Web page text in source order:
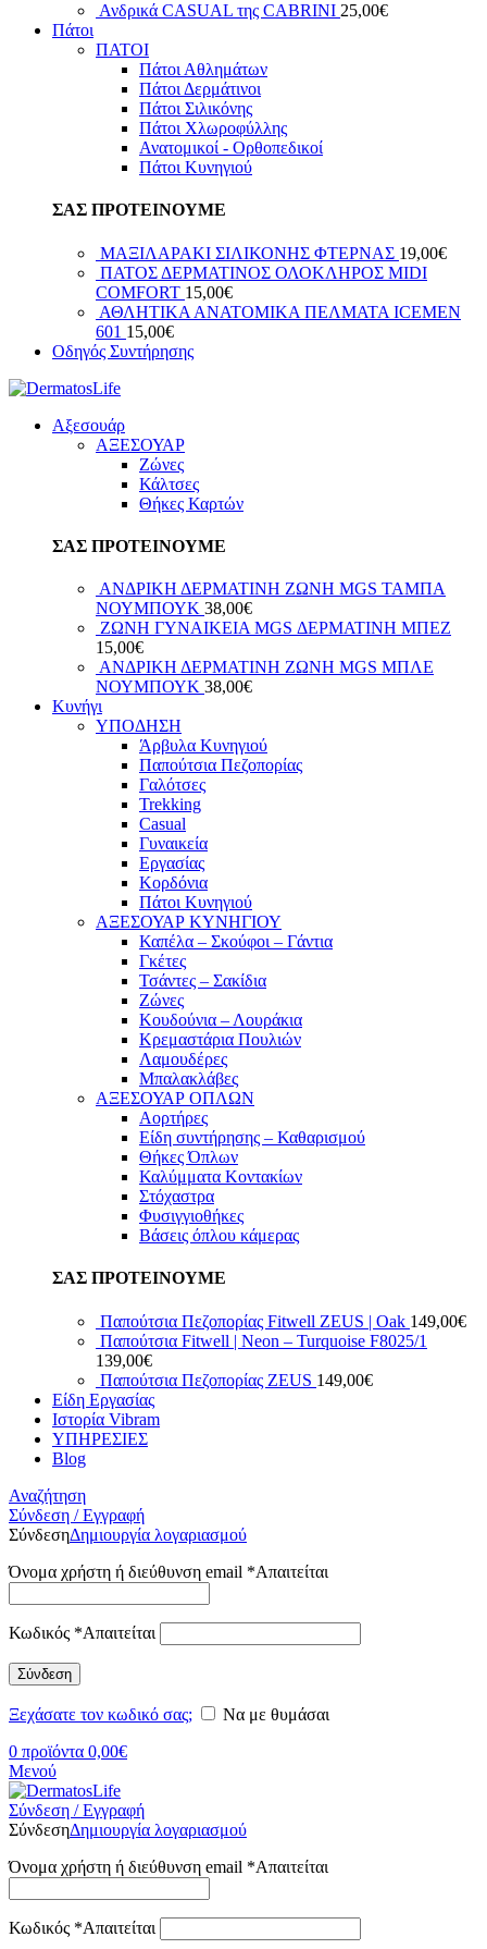
Ανδρικά CASUAL της CABRINI 25,00€
Πάτοι
ΠΑΤΟΙ
Πάτοι Αθλημάτων
Πάτοι Δερμάτινοι
Πάτοι Σιλικόνης
Πάτοι Χλωροφύλλης
Ανατομικοί - Ορθοπεδικοί
Πάτοι Κυνηγιού
ΣΑΣ ΠΡΟΤΕΙΝΟΥΜΕ
ΜΑΞΙΛΑΡΑΚΙ ΣΙΛΙΚΟΝΗΣ ΦΤEΡΝΑΣ 19,00€
ΠΑΤΟΣ ΔΕΡΜΑΤΙΝΟΣ ΟΛΟΚΛΗΡΟΣ ΜIDI
COMFORT 15,00€
ΑΘΛΗΤΙΚΑ ΑΝΑΤΟΜΙΚΑ ΠΕΛΜΑΤΑ ICEMEN
601 15,00€
Οδηγός Συντήρησης
Αξεσουάρ
ΑΞΕΣΟΥΑΡ
Ζώνες
Κάλτσες
Θήκες Καρτών
ΣΑΣ ΠΡΟΤΕΙΝΟΥΜΕ
ΑΝΔΡΙΚΗ ΔΕΡΜΑΤΙΝΗ ΖΩΝΗ MGS ΤΑΜΠΑ
ΝΟΥΜΠΟΥΚ 38,00€
ΖΩΝΗ ΓΥΝΑΙΚΕΙΑ MGS ΔΕΡΜΑΤΙΝΗ ΜΠΕΖ
15,00€
ΑΝΔΡΙΚΗ ΔΕΡΜΑΤΙΝΗ ΖΩΝΗ MGS ΜΠΛΕ
ΝΟΥΜΠΟΥΚ 38,00€
Κυνήγι
ΥΠΟΔΗΣΗ
Άρβυλα Κυνηγιού
Παπούτσια Πεζοπορίας
Γαλότσες
Trekking
Casual
Γυναικεία
Εργασίας
Κορδόνια
Πάτοι Κυνηγιού
ΑΞΕΣΟΥΑΡ ΚΥΝΗΓΙΟΥ
Καπέλα – Σκούφοι – Γάντια
Γκέτες
Τσάντες – Σακίδια
Ζώνες
Κουδούνια – Λουράκια
Κρεμαστάρια Πουλιών
Λαμουδέρες
Μπαλακλάβες
ΑΞΕΣΟΥΑΡ ΟΠΛΩΝ
Αορτήρες
Είδη συντήρησης – Καθαρισμού
Θήκες Όπλων
Καλύμματα Κοντακίων
Στόχαστρα
Φυσιγγιοθήκες
Βάσεις όπλου κάμερας
ΣΑΣ ΠΡΟΤΕΙΝΟΥΜΕ
Παπούτσια Πεζοπορίας Fitwell ZEUS | Oak 149,00€
Παπούτσια Fitwell | Neon – Turquoise F8025/1
139,00€
Παπούτσια Πεζοπορίας ZEUS 149,00€
Είδη Εργασίας
Ιστορία Vibram
ΥΠΗΡΕΣΙΕΣ
Blog
Αναζήτηση
Σύνδεση / Εγγραφή
ΣύνδεσηΔημιουργία λογαριασμού
Όνομα χρήστη ή διεύθυνση email *Απαιτείται
Κωδικός *Απαιτείται
Σύνδεση
Ξεχάσατε τον κωδικό σας;
Να με θυμάσαι
0 προϊόντα 0,00€
Μενού
Σύνδεση / Εγγραφή
ΣύνδεσηΔημιουργία λογαριασμού
Όνομα χρήστη ή διεύθυνση email *Απαιτείται
Κωδικός *Απαιτείται